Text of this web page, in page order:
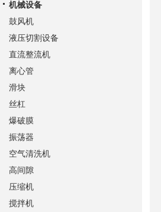
机械设备
鼓风机
液压切割设备
直流整流机
离心管
滑块
丝杠
爆破膜
振荡器
空气清洗机
高间隙
压缩机
搅拌机